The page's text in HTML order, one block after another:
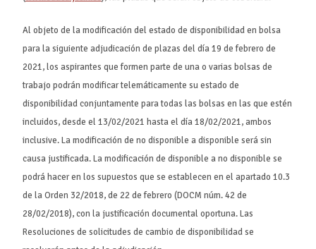
Al objeto de la modificación del estado de disponibilidad en bolsa
para la siguiente adjudicación de plazas del día 19 de febrero de
2021, los aspirantes que formen parte de una o varias bolsas de
trabajo podrán modificar telemáticamente su estado de
disponibilidad conjuntamente para todas las bolsas en las que estén
incluidos, desde el 13/02/2021 hasta el día 18/02/2021, ambos
inclusive. La modificación de no disponible a disponible será sin
causa justificada. La modificación de disponible a no disponible se
podrá hacer en los supuestos que se establecen en el apartado 10.3
de la Orden 32/2018, de 22 de febrero (DOCM núm. 42 de
28/02/2018), con la justificación documental oportuna. Las
Resoluciones de solicitudes de cambio de disponibilidad se